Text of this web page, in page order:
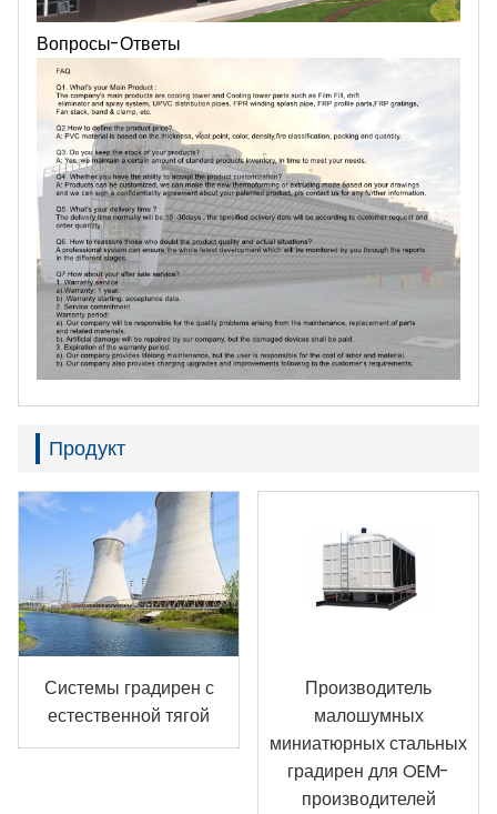
Вопросы-Ответы
Продукт
Системы градирен с
естественной тягой
Производитель
малошумных
миниатюрных стальных
градирен для OEM-
производителей